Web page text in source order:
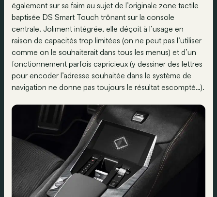
également sur sa faim au sujet de l’originale zone tactile
baptisée DS Smart Touch trônant sur la console
centrale. Joliment intégrée, elle déçoit à l’usage en
raison de capacités trop limitées (on ne peut pas l’utiliser
comme on le souhaiterait dans tous les menus) et d’un
fonctionnement parfois capricieux (y dessiner des lettres
pour encoder l’adresse souhaitée dans le système de
navigation ne donne pas toujours le résultat escompté…).